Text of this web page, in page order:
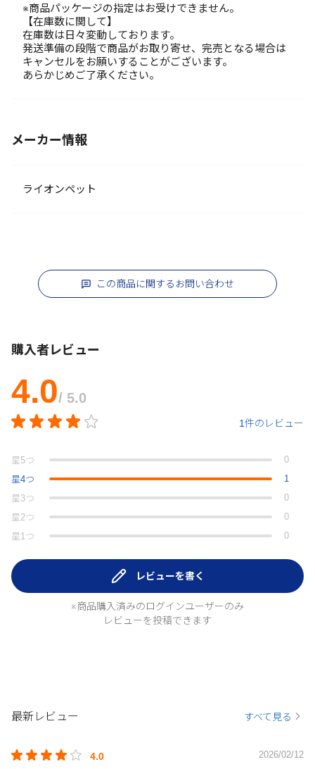
※商品パッケージの指定はお受けできません。
【在庫数に関して】
在庫数は日々変動しております。
発送準備の段階で商品がお取り寄せ、完売となる場合は
キャンセルをお願いすることがございます。
あらかじめご了承ください。
メーカー情報
ライオンペット
この商品に関するお問い合わせ
購入者レビュー
4.0/ 5.0
1件のレビュー
星 5つ
0
星4つ
1
星 3つ
0
星 2つ
0
星 1つ 0
レビューを書く
※商品購入済みのログインユーザーのみ
レビューを投稿できます
最新レビュー すべて見る
4.0 2026/02/12